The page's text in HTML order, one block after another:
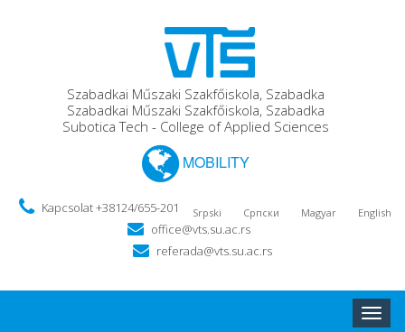
Szabadkai Műszaki Szakfőiskola, Szabadka
Szabadkai Műszaki Szakfőiskola, Szabadka
Subotica Tech - College of Applied Sciences
MOBILITY
Srpski Српски Magyar English
Kapcsolat +38124/655-201
office@vts.su.ac.rs
referada@vts.su.ac.rs
Toggle